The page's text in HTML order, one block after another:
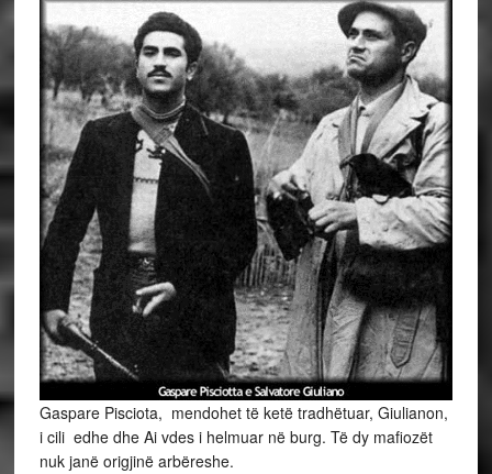
Gaspare Pisciota, mendohet të ketë tradhëtuar, Giulianon,
i cili edhe dhe Ai vdes i helmuar në burg. Të dy mafiozët
nuk janë origjinë arbëreshe.